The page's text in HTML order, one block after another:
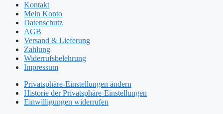
Kontakt
Mein Konto
Datenschutz
AGB
Versand & Lieferung
Zahlung
Widerrufsbelehrung
Impressum
Privatsphäre-Einstellungen ändern
Historie der Privatsphäre-Einstellungen
Einwilligungen widerrufen